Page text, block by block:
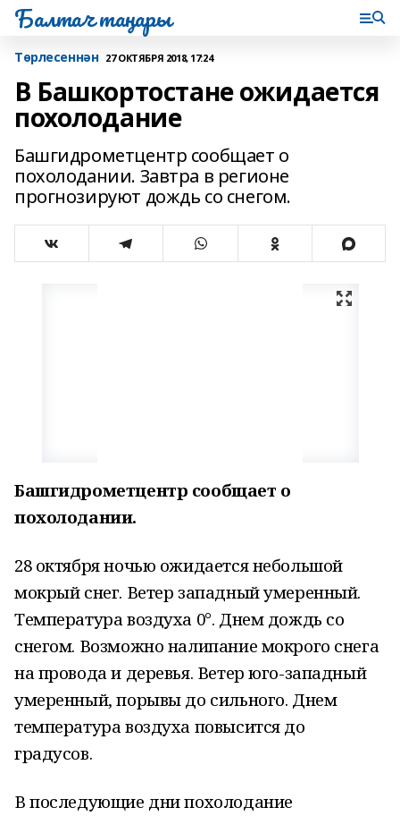
Балтач таңнары
Tөрлесеннән 27 ОКТЯБРЯ 2018, 17:24
В Башкортостане ожидается
похолодание
Башгидрометцентр сообщает о
похолодании. Завтра в регионе
прогнозируют дождь со снегом.
Башгидрометцентр сообщает о
похолодании.
28 октября ночью ожидается небольшой
мокрый снег. Ветер западный умеренный.
Температура воздуха 0°. Днем дождь со
снегом. Возможно налипание мокрого снега
на провода и деревья. Ветер юго-западный
умеренный, порывы до сильного. Днем
температура воздуха повысится до
градусов.
В последующие дни похолодание